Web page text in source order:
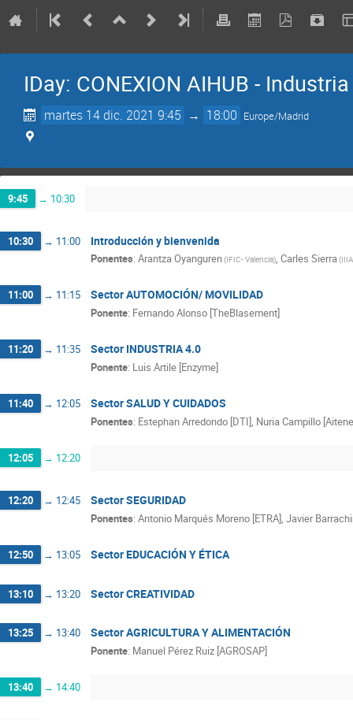
IDay: CONEXION AIHUB - Industria
martes 14 dic. 2021 9:45 → 18:00 Europe/Madrid
9:45 → 10:30
10:30 → 11:00 Introducción y bienvenida
Ponentes: Arantza Oyanguren(IFIC- Valencia), Carles Sierra(
11:00 → 11:15 Sector AUTOMOCIÓN/ MOVILIDAD
Ponente: Fernando Alonso [TheBlasement]
11:20 → 11:35 Sector INDUSTRIA 4.0
Ponente: Luis Artile [Enzyme]
11:40 → 12:05 Sector SALUD Y CUIDADOS
Ponentes: Estephan Arredondo [DTI], Nuria Campillo
12:05 → 12:20
12:20 → 12:45 Sector SEGURIDAD
Ponentes: Antonio Marqués Moreno [ETRA], Javier
12:50 → 13:05 Sector EDUCACIÓN Y ÉTICA
13:10 → 13:20 Sector CREATIVIDAD
13:25 → 13:40 Sector AGRICULTURA Y ALIMENTACIÓN
Ponente: Manuel Pérez Ruiz [AGROSAP]
13:40 → 14:40